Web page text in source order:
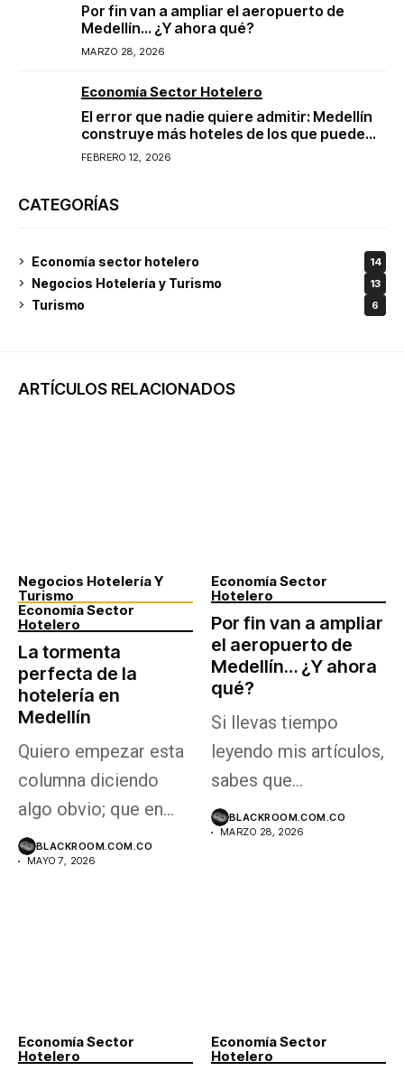
Por fin van a ampliar el aeropuerto de
Medellín… ¿Y ahora qué?
MARZO 28, 2026
Economía Sector Hotelero
El error que nadie quiere admitir: Medellín
construye más hoteles de los que puede
llenar
FEBRERO 12, 2026
CATEGORÍAS
Economía sector hotelero 14
Negocios Hotelería y Turismo 13
Turismo 6
ARTÍCULOS RELACIONADOS
Negocios Hotelería Y
Turismo
Economía Sector
Hotelero
La tormenta
perfecta de la
hotelería en
Medellín
Quiero empezar esta
columna diciendo
algo obvio; que en
todos los negocios...
BLACKROOM.COM.CO
MAYO 7, 2026
Economía Sector
Hotelero
Por fin van a ampliar
el aeropuerto de
Medellín… ¿Y ahora
qué?
Si llevas tiempo
leyendo mis artículos,
sabes que
últimamente (por el
contrario...
BLACKROOM.COM.CO
MARZO 28, 2026
Economía Sector
Hotelero
Economía Sector
Hotelero